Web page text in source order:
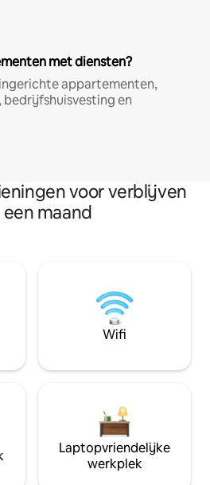
met diensten?
appartementen,
bedrijfshuisvesting en
voor verblijven
maand
Wifi
Laptopvriendelijke
werkplek